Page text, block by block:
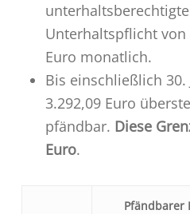
Unterhaltspflicht von
Euro monatlich.
Bis einschließlich 30.
3.292,09 Euro
pfändbar. Diese
Euro.
Pfändbarer